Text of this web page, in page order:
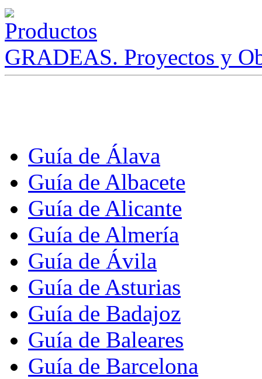
GRADEAS. Proyectos y
Guía de Álava
Guía de Albacete
Guía de Alicante
Guía de Almería
Guía de Ávila
Guía de Asturias
Guía de Badajoz
Guía de Baleares
Guía de Barcelona